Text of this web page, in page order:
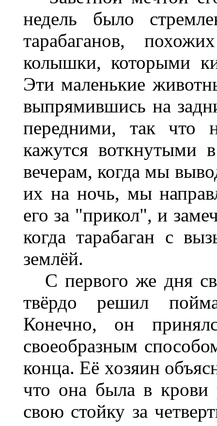
недель было
тарабаганов,
колышки, которыми
Эти маленькие
выпрямившись на
передними, так что
кажутся воткнутыми
вечерам, когда мы
их на ночь, мы
его за "прикол", и
когда тарабаган с
землёй.
С первого же дня
твёрдо решил
Конечно, он
своеобразным
конца. Её хозяин
что она была в крови
свою стойку за